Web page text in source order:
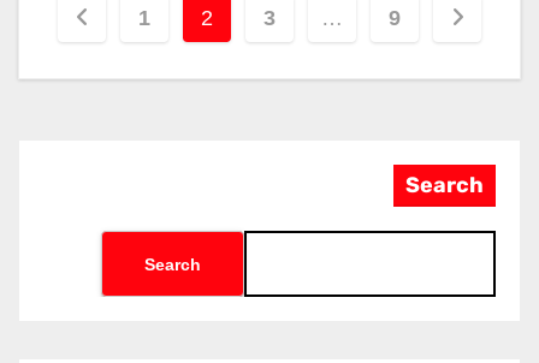
1 2 3 … 9
Search
Search